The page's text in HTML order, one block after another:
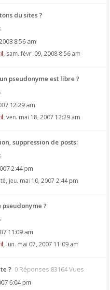
du sites ?
8:56 am
, sam. févr. 09, 2008 8:56 am
pseudonyme est libre ?
12:29 am
, ven. mai 18, 2007 12:29 am
suppression de posts:
2:44 pm
, jeu. mai 10, 2007 2:44 pm
?
11:09 am
, lun. mai 07, 2007 11:09 am
? 0 Réponses 83164 Vues
6:04 pm